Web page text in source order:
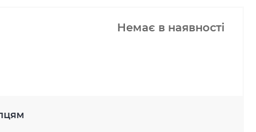
Немає в наявності